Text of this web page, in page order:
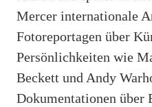
Mercer internationale
Fotoreportagen über
Persönlichkeiten wie
Beckett und Andy
Dokumentationen über